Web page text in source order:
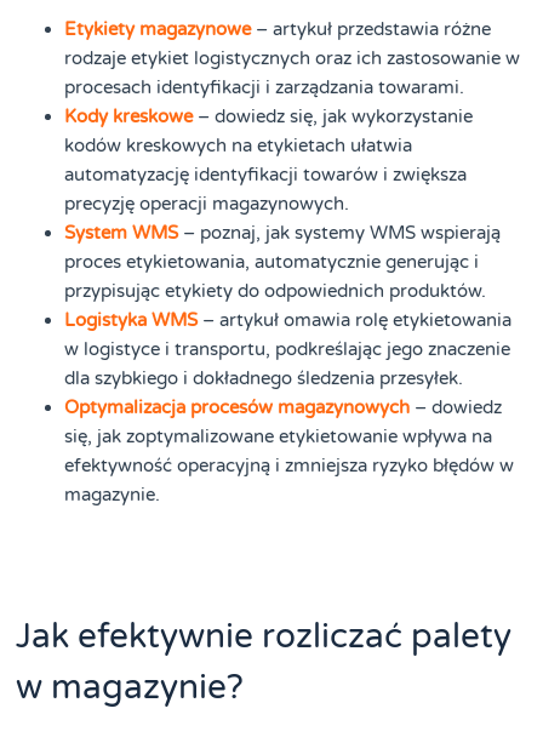
Etykiety magazynowe– artykuł przedstawia różne
rodzaje etykiet logistycznych oraz ich zastosowanie w
procesach identyfikacji i zarządzania towarami.
Kody kreskowe– dowiedz się, jak wykorzystanie
kodów kreskowych na etykietach ułatwia
automatyzację identyfikacji towarów i zwiększa
precyzję operacji magazynowych.
System WMS– poznaj, jak systemy WMS wspierają
proces etykietowania, automatycznie generując i
przypisując etykiety do odpowiednich produktów.
Logistyka WMS– artykuł omawia rolę etykietowania
w logistyce i transportu, podkreślając jego znaczenie
dla szybkiego i dokładnego śledzenia przesyłek.
Optymalizacja procesów magazynowych – dowiedz
się, jak zoptymalizowane etykietowanie wpływa na
efektywność operacyjną i zmniejsza ryzyko błędów w
magazynie.
Jak efektywnie rozliczać palety
w magazynie?